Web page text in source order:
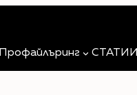
Профайлъринг СТАТИИ